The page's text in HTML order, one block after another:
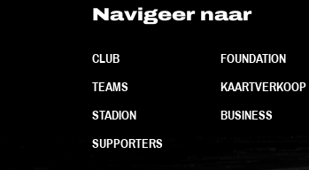
Navigeer naar
CLUB
TEAMS
STADION
SUPPORTERS
FOUNDATION
KAARTVERKOOP
BUSINESS